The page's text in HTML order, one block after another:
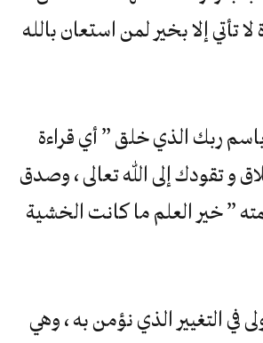
لا تأتي إلا بخير لمن استعان بالله
ربك الذي خلق ” أي قراءة
و تقودك إلى الله تعالى ، وصدق
” خير العلم ما كانت الخشية
في التغيير الذي نؤمن به ، وهي